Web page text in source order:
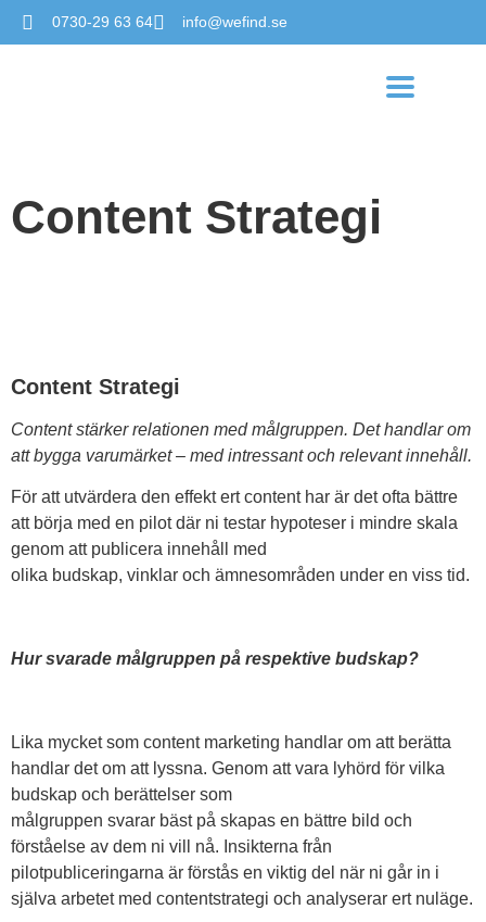
0730-29 63 64 info@wefind.se
Content Strategi
Content Strategi
Content stärker relationen med målgruppen. Det handlar om
att bygga varumärket – med intressant och relevant innehåll.
För att utvärdera den effekt ert content har är det ofta bättre
att börja med en pilot där ni testar hypoteser i mindre skala
genom att publicera innehåll med
olika budskap, vinklar och ämnesområden under en viss tid.
Hur svarade målgruppen på respektive budskap?
Lika mycket som content marketing handlar om att berätta
handlar det om att lyssna. Genom att vara lyhörd för vilka
budskap och berättelser som
målgruppen svarar bäst på skapas en bättre bild och
förståelse av dem ni vill nå. Insikterna från
pilotpubliceringarna är förstås en viktig del när ni går in i
själva arbetet med contentstrategi och analyserar ert nuläge.